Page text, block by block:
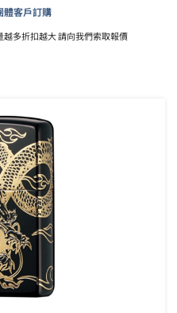
體客戶訂購
越多折扣越大 請向我們索取報價